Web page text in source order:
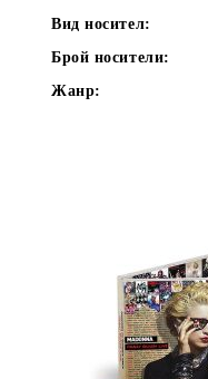
Вид носител:
Брой носители:
Жанр: